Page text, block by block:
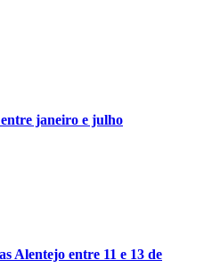
entre janeiro e julho
Alentejo entre 11 e 13 de